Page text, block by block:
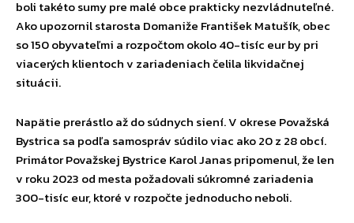
boli takéto sumy pre malé obce prakticky nezvládnuteľné.
Ako upozornil starosta Domaniže František Matušík, obec
so 150 obyvateľmi a rozpočtom okolo 40-tisíc eur by pri
viacerých klientoch v zariadeniach čelila likvidačnej
situácii.
Napätie prerástlo až do súdnych siení. V okrese Považská
Bystrica sa podľa samospráv súdilo viac ako 20 z 28 obcí.
Primátor Považskej Bystrice Karol Janas pripomenul, že len
v roku 2023 od mesta požadovali súkromné zariadenia
300-tisíc eur, ktoré v rozpočte jednoducho neboli.